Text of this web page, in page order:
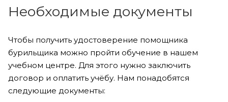
Необходимые документы
Чтобы получить удостоверение помощника
бурильщика можно пройти обучение в нашем
учебном центре. Для этого нужно заключить
договор и оплатить учёбу. Нам понадобятся
следующие документы: